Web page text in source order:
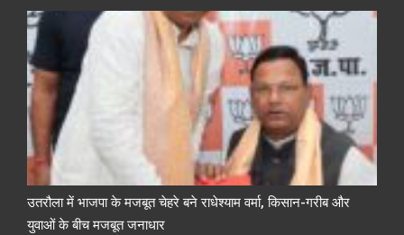
उतरौला में भाजपा के मजबूत चेहरे बने राधेश्याम वर्मा, किसान-गरीब और
युवाओं के बीच मजबूत जनाधार